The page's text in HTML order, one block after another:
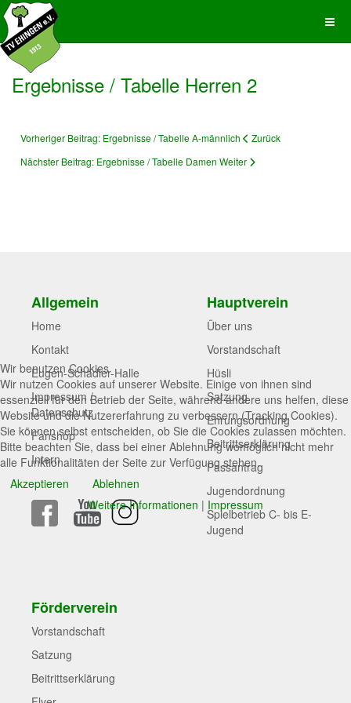
Ergebnisse / Tabelle Herren 2
Vorheriger Beitrag: Ergebnisse / Tabelle A-männlich
Zurück
Nächster Beitrag: Ergebnisse / Tabelle Damen Weiter
Allgemein
Home
Kontakt
Eugen-Schädler-Halle
Impressum /
Datenschutz
Fanshop
Intern
Hauptverein
Über uns
Vorstandschaft
Hüsli
Satzung
Ehrungsordnung
Beitrittserklärung
Passantrag
Jugendordnung
Spielbetrieb C- bis E-
Jugend
Förderverein
Vorstandschaft
Satzung
Beitrittserklärung
Wir benutzen Cookies
Wir nutzen Cookies auf unserer Website. Einige von ihnen sind
essenziell für den Betrieb der Seite, während andere uns helfen, diese
Website und die Nutzererfahrung zu verbessern (Tracking Cookies).
Sie können selbst entscheiden, ob Sie die Cookies zulassen möchten.
Bitte beachten Sie, dass bei einer Ablehnung womöglich nicht mehr
alle Funktionalitäten der Seite zur Verfügung stehen.
Akzeptieren
Ablehnen
Weitere Informationen | Impressum